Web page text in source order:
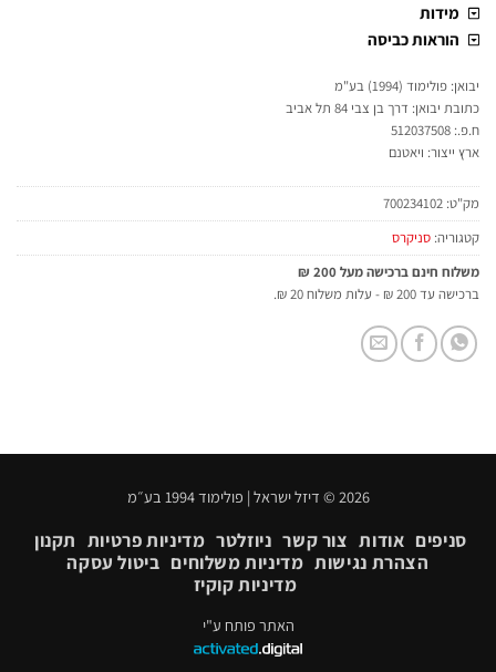
מידות
הוראות כביסה
יבואן: פולימוד (1994) בע"מ
כתובת יבואן: דרך בן צבי 84 תל אביב
ח.פ.: 512037508
ארץ ייצור: ויאטנם
מק"ט: 700234102
קטגוריה: סניקרס
משלוח חינם ברכישה מעל 200 ₪
ברכישה עד 200 ₪ - עלות משלוח 20 ₪.
2026 © דיזל ישראל | פולימוד 1994 בע״מ
סניפים אודות צור קשר ניוזלטר מדיניות פרטיות תקנון
הצהרת נגישות מדיניות משלוחים ביטול עסקה
מדיניות קוקיז
האתר פותח ע"י